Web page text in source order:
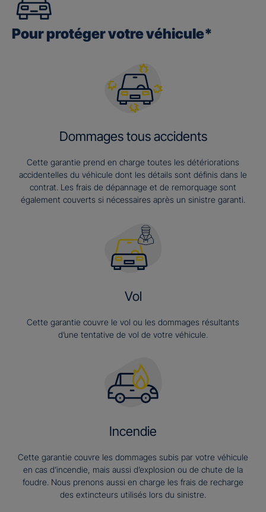
Pour protéger votre véhicule*
Dommages tous accidents
Cette garantie prend en charge toutes les détériorations
accidentelles du véhicule dont les détails sont définis dans le
contrat. Les frais de dépannage et de remorquage sont
également couverts si nécessaires après un sinistre garanti.
Vol
Cette garantie couvre le vol ou les dommages résultants
d’une tentative de vol de votre véhicule.
Incendie
Cette garantie couvre les dommages subis par votre véhicule
en cas d’incendie, mais aussi d’explosion ou de chute de la
foudre. Nous prenons aussi en charge les frais de recharge
des extincteurs utilisés lors du sinistre.